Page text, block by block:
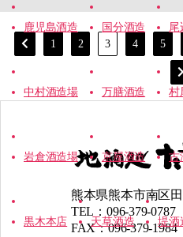
鹿児島酒造 国分酒造 尾
中村酒造場 万膳酒造 村
岩倉酒造場 京屋酒造 古
黒木本店 天草酒造 堤酒
1 2 3 4 5
熊本県熊本市南区
TEL：096-379-0787
FAX：096-379-1984